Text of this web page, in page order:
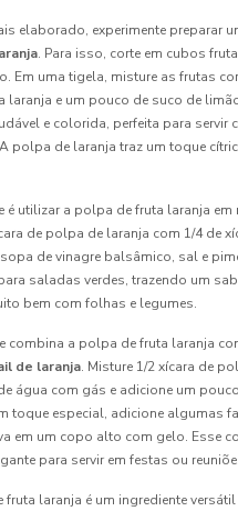
elaborado, experimente preparar
. Para isso, corte em cubos
Em uma tigela, misture as frutas
laranja e um pouco de suco de
e colorida, perfeita para servir
polpa de laranja traz um toque
é utilizar a polpa de fruta laranja em
de polpa de laranja com 1/4 de
de vinagre balsâmico, sal e
saladas verdes, trazendo um
bem com folhas e legumes.
combina a polpa de fruta laranja
de laranja. Misture 1/2 xícara de
água com gás e adicione um
toque especial, adicione algumas
em um copo alto com gelo. Esse
para servir em festas ou
fruta laranja é um ingrediente